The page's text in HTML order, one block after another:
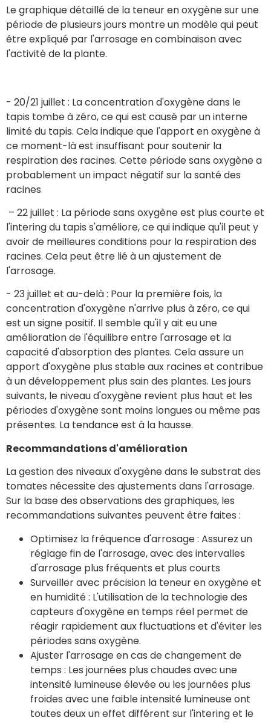
Le graphique détaillé de la teneur en oxygène sur une
période de plusieurs jours montre un modèle qui peut
être expliqué par l'arrosage en combinaison avec
l'activité de la plante.
- 20/21 juillet : La concentration d'oxygène dans le
tapis tombe à zéro, ce qui est causé par un interne
limité du tapis. Cela indique que l'apport en oxygène à
ce moment-là est insuffisant pour soutenir la
respiration des racines. Cette période sans oxygène a
probablement un impact négatif sur la santé des
racines
– 22 juillet : La période sans oxygène est plus courte et
l'intering du tapis s'améliore, ce qui indique qu'il peut y
avoir de meilleures conditions pour la respiration des
racines. Cela peut être lié à un ajustement de
l'arrosage.
- 23 juillet et au-delà : Pour la première fois, la
concentration d'oxygène n'arrive plus à zéro, ce qui
est un signe positif. Il semble qu'il y ait eu une
amélioration de l'équilibre entre l'arrosage et la
capacité d'absorption des plantes. Cela assure un
apport d'oxygène plus stable aux racines et contribue
à un développement plus sain des plantes. Les jours
suivants, le niveau d'oxygène revient plus haut et les
périodes d'oxygène sont moins longues ou même pas
présentes. La tendance est à la hausse.
Recommandations d'amélioration
La gestion des niveaux d'oxygène dans le substrat des
tomates nécessite des ajustements dans l'arrosage.
Sur la base des observations des graphiques, les
recommandations suivantes peuvent être faites :
Optimisez la fréquence d'arrosage : Assurez un
réglage fin de l'arrosage, avec des intervalles
d'arrosage plus fréquents et plus courts
Surveiller avec précision la teneur en oxygène et
en humidité : L'utilisation de la technologie des
capteurs d'oxygène en temps réel permet de
réagir rapidement aux fluctuations et d'éviter les
périodes sans oxygène.
Ajuster l'arrosage en cas de changement de
temps : Les journées plus chaudes avec une
intensité lumineuse élevée ou les journées plus
froides avec une faible intensité lumineuse ont
toutes deux un effet différent sur l'intering et le